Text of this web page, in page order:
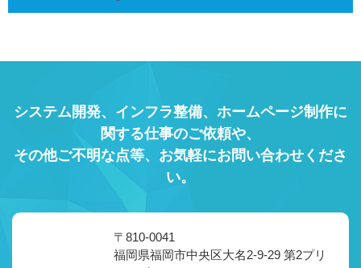
システム開発、インフラ整備、ホームページ制作に
関する仕事のご依頼や、
その他ご不明な点等、お気軽にお問い合わせくださ
い。
〒810-0041
福岡県福岡市中央区大名2-9-29 第2プリ